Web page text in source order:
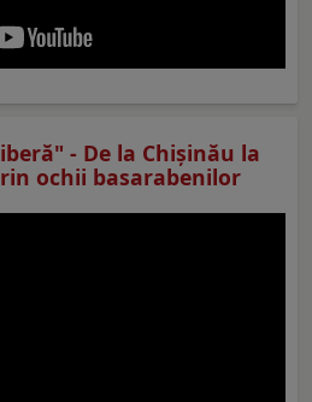
- De la Chișinău la
ochii basarabenilor